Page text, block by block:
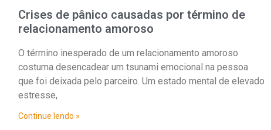
Crises de pânico causadas por término de
relacionamento amoroso
O término inesperado de um relacionamento amoroso
costuma desencadear um tsunami emocional na pessoa
que foi deixada pelo parceiro. Um estado mental de elevado
estresse,
Continue lendo »